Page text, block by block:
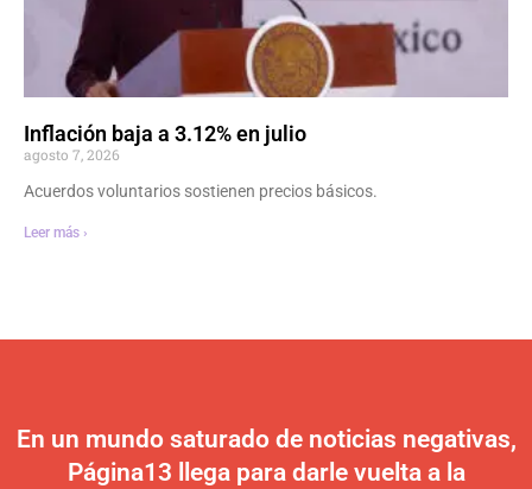
Inflación baja a 3.12% en julio
agosto 7, 2026
Acuerdos voluntarios sostienen precios básicos.
Leer más ›
En un mundo saturado de noticias negativas,
Página13 llega para darle vuelta a la